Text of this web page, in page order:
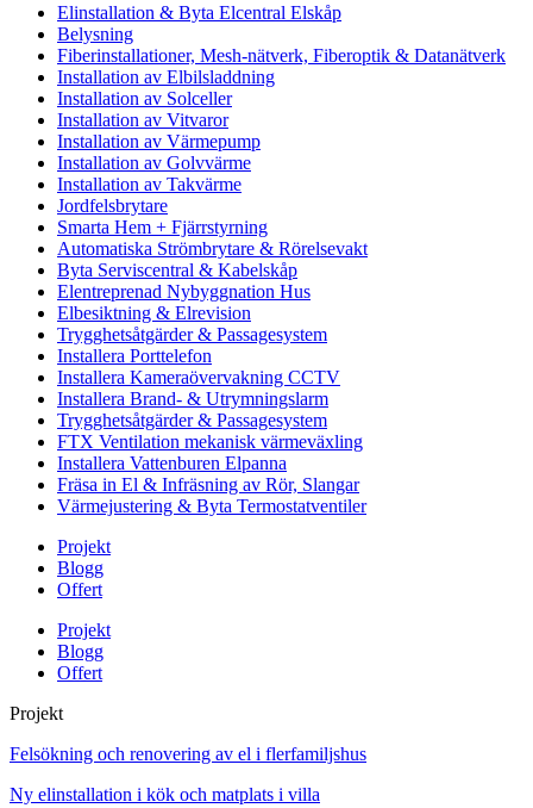
Elinstallation & Byta Elcentral Elskåp
Belysning
Fiberinstallationer, Mesh-nätverk, Fiberoptik & Datanätverk
Installation av Elbilsladdning
Installation av Solceller
Installation av Vitvaror
Installation av Värmepump
Installation av Golvvärme
Installation av Takvärme
Jordfelsbrytare
Smarta Hem + Fjärrstyrning
Automatiska Strömbrytare & Rörelsevakt
Byta Serviscentral & Kabelskåp
Elentreprenad Nybyggnation Hus
Elbesiktning & Elrevision
Trygghetsåtgärder & Passagesystem
Installera Porttelefon
Installera Kameraövervakning CCTV
Installera Brand- & Utrymningslarm
Trygghetsåtgärder & Passagesystem
FTX Ventilation mekanisk värmeväxling
Installera Vattenburen Elpanna
Fräsa in El & Infräsning av Rör, Slangar
Värmejustering & Byta Termostatventiler
Projekt
Blogg
Offert
Projekt
Blogg
Offert
Projekt
Felsökning och renovering av el i flerfamiljshus
Ny elinstallation i kök och matplats i villa